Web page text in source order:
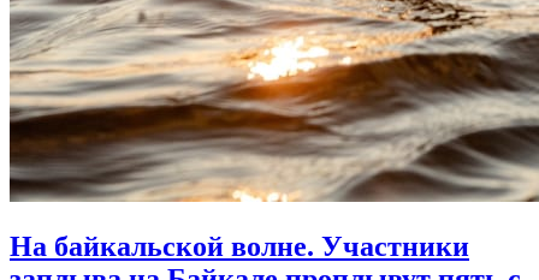
На байкальской волне. Участники